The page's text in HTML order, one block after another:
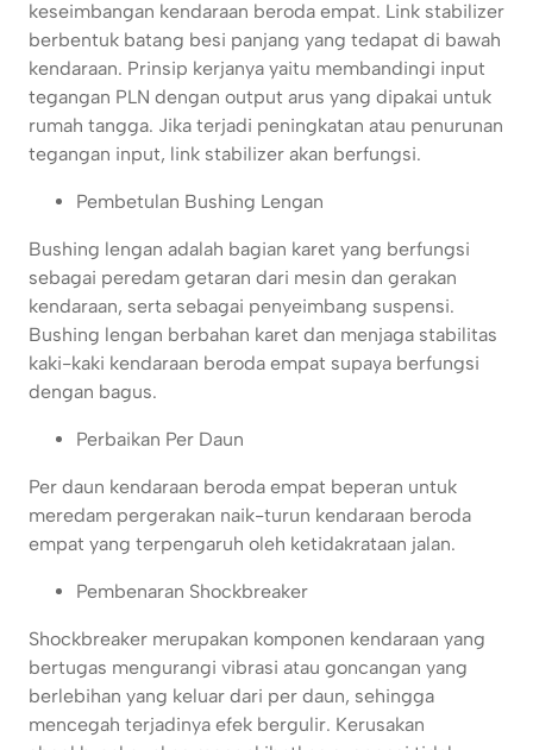
keseimbangan kendaraan beroda empat. Link stabilizer
berbentuk batang besi panjang yang tedapat di bawah
kendaraan. Prinsip kerjanya yaitu membandingi input
tegangan PLN dengan output arus yang dipakai untuk
rumah tangga. Jika terjadi peningkatan atau penurunan
tegangan input, link stabilizer akan berfungsi.
Pembetulan Bushing Lengan
Bushing lengan adalah bagian karet yang berfungsi
sebagai peredam getaran dari mesin dan gerakan
kendaraan, serta sebagai penyeimbang suspensi.
Bushing lengan berbahan karet dan menjaga stabilitas
kaki-kaki kendaraan beroda empat supaya berfungsi
dengan bagus.
Perbaikan Per Daun
Per daun kendaraan beroda empat beperan untuk
meredam pergerakan naik-turun kendaraan beroda
empat yang terpengaruh oleh ketidakrataan jalan.
Pembenaran Shockbreaker
Shockbreaker merupakan komponen kendaraan yang
bertugas mengurangi vibrasi atau goncangan yang
berlebihan yang keluar dari per daun, sehingga
mencegah terjadinya efek bergulir. Kerusakan